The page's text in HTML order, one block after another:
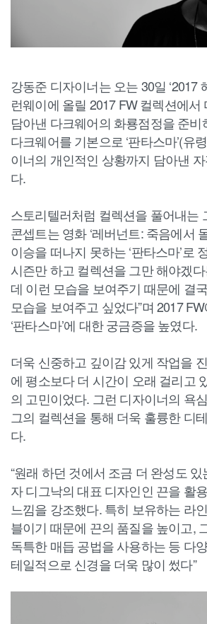
강동준 디자이너는 오는 30일 ‘2017
런웨이에 올릴 2017 FW 컬렉션에
담아낸 다크웨어의 화룡점정을 준비
다크웨어를 기본으로 ‘판타스마’(유
이너의 개인적인 상황까지 담아낸
다.
스토리텔러처럼 컬렉션을 풀어내는
콘셉트는 영화 ‘레버넌트: 죽음에서
이승을 떠나지 못하는 ‘판타스마’로
시즌만 하고 컬렉션을 그만 해야겠
데 이런 모습을 보여주기 때문에 결
모습을 보여주고 싶었다”며 2017
‘판타스마’에 대한 궁금증을 높였다.
더욱 신중하고 깊이감 있게 작업을
에 평소보다 더 시간이 오래 걸리고
의 고민이었다. 그런 디자이너의 욕
그의 컬렉션을 통해 더욱 훌륭한 디
다.
“원래 하던 것에서 조금 더 완성도
자 디그낙의 대표 디자인인 끈을 활
느낌을 강조했다. 특히 보유하는 라
블이기 때문에 끈의 품질을 높이고,
독특한 매듭 공법을 사용하는 등 다
테일적으로 신경을 더욱 많이 썼다”